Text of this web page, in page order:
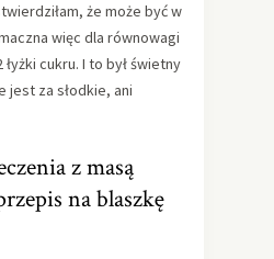
że może być w
więc dla równowagi
cukru. I to był świetny
jest za słodkie, ani
z masą
na blaszkę